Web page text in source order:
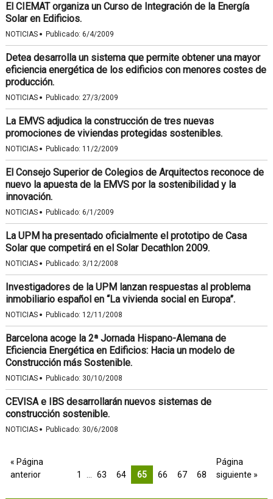
El CIEMAT organiza un Curso de Integración de la Energía
Solar en Edificios.
NOTICIAS · Publicado: 6/4/2009
Detea desarrolla un sistema que permite obtener una mayor
eficiencia energética de los edificios con menores costes de
producción.
NOTICIAS · Publicado: 27/3/2009
La EMVS adjudica la construcción de tres nuevas
promociones de viviendas protegidas sostenibles.
NOTICIAS · Publicado: 11/2/2009
El Consejo Superior de Colegios de Arquitectos reconoce de
nuevo la apuesta de la EMVS por la sostenibilidad y la
innovación.
NOTICIAS · Publicado: 6/1/2009
La UPM ha presentado oficialmente el prototipo de Casa
Solar que competirá en el Solar Decathlon 2009.
NOTICIAS · Publicado: 3/12/2008
Investigadores de la UPM lanzan respuestas al problema
inmobiliario español en “La vivienda social en Europa”.
NOTICIAS · Publicado: 12/11/2008
Barcelona acoge la 2ª Jornada Hispano-Alemana de
Eficiencia Energética en Edificios: Hacia un modelo de
Construcción más Sostenible.
NOTICIAS · Publicado: 30/10/2008
CEVISA e IBS desarrollarán nuevos sistemas de
construcción sostenible.
NOTICIAS · Publicado: 30/6/2008
« Página
anterior
1 63 64 65 66 67 68
Página
siguiente »